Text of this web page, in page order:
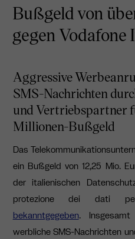
Bußgeld von
gegen Vodafone
Aggressive
SMS-Nachrichten
und Vertriebspartner
Millionen-Bußgeld
Das
ein Bußgeld von 12,25 Mio.
deritalienischen
protezione dei dati
bekanntgegeben.
werbliche SMS-Nachrichten